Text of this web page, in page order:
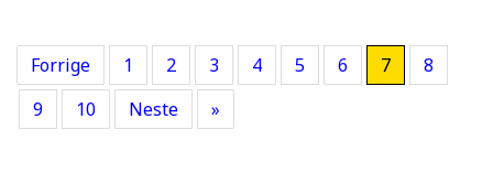
Forrige 1 2 3 4 5 6 7
8
9
10 Neste »